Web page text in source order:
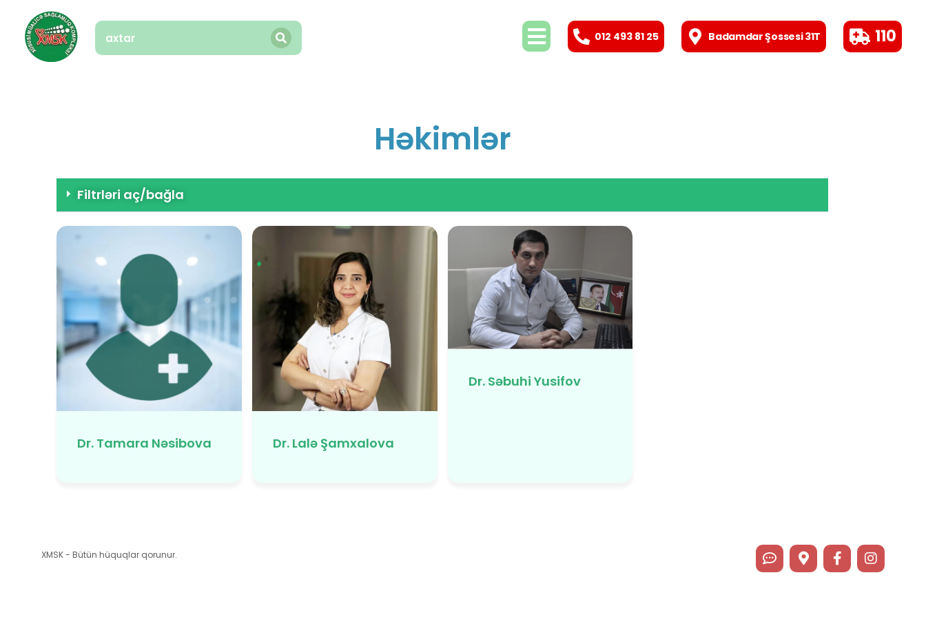
012 493 81 25 Badamdar Şossesi 31T 110
Həkimlər
Filtrləri aç/bağla
Dr. Tamara Nəsibova Dr. Lalə Şamxalova
Dr. Səbuhi Yusifov
XMSK - Bütün hüquqlar qorunur.